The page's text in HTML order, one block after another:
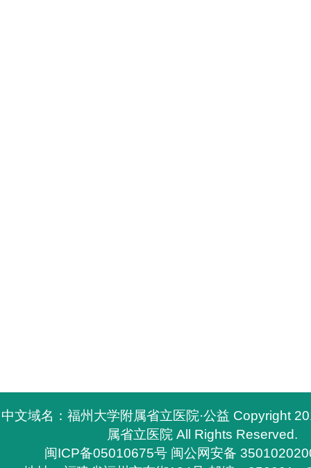
中文域名：福州大学附属省立医院·公益 Copyright
属省立医院 All Rights Reserved.
闽ICP备05010675号 闽公网安备